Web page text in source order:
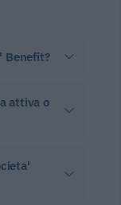
Benefit?
attiva o